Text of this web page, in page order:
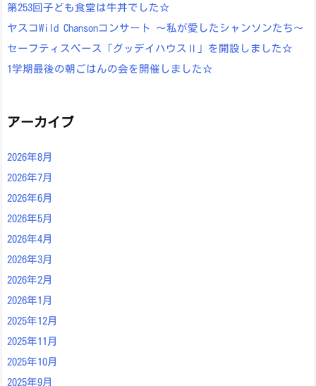
第253回子ども食堂は牛丼でした☆
ヤスコWild Chansonコンサート ～私が愛したシャンソンたち～
セーフティスペース「グッデイハウスⅡ」を開設しました☆
1学期最後の朝ごはんの会を開催しました☆
アーカイブ
2026年8月
2026年7月
2026年6月
2026年5月
2026年4月
2026年3月
2026年2月
2026年1月
2025年12月
2025年11月
2025年10月
2025年9月